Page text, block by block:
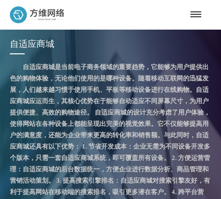
自适应商城
自适应商城是当前电子商务领域的重要趋势，它能够为用户提供出
色的购物体验，无论他们使用的是哪种设备。随着移动互联网的迅猛发
展，人们越来越习惯于使用手机、平板等移动设备进行在线购物。自适
应商城应运而生，其核心优势在于能够自动适应不同屏幕尺寸，为用户
提供便捷、高效的购物途径。 自适应商城的设计充分考虑了用户体验，
使得网站在各种设备上都能呈现出完美的视觉效果。它不仅能够提高用
户的满意度，还能为企业带来更高的转化率和销售额。与此同时，自适
应商城还具有以下优势： 1. 节省开发成本：企业无需为不同设备开发多
个版本，只需一套自适应商城系统，即可覆盖所有设备。 2. 方便运营管
理：自适应商城的后台数据统一，方便企业进行数据分析、商品管理和
营销活动策划。 3. 提高搜索引擎排名：自适应商城对搜索引擎友好，有
利于提高网站在移动端的搜索排名，吸引更多潜在客户。 4. 跨平台营